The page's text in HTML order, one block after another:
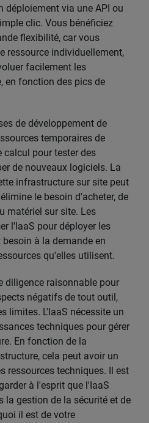
déploiement via une API ou
clic. Vous bénéficiez
flexibilité, car vous
ressource individuellement,
facilement les
en fonction des pics de
de développement de
temporaires de
calcul pour tester des
de nouveaux logiciels. La
infrastructure sur site peut
le besoin d'acheter, de
matériel sur site. Les
l'IaaS pour déployer les
à la demande en
qu'elles utilisent.
diligence raisonnable pour
négatifs de tout outil,
limites. L'IaaS nécessite un
techniques pour gérer
En fonction de la
cela peut avoir un
ressources techniques. Il est
à l'esprit que l'IaaS
la gestion de la sécurité et de
il est de votre